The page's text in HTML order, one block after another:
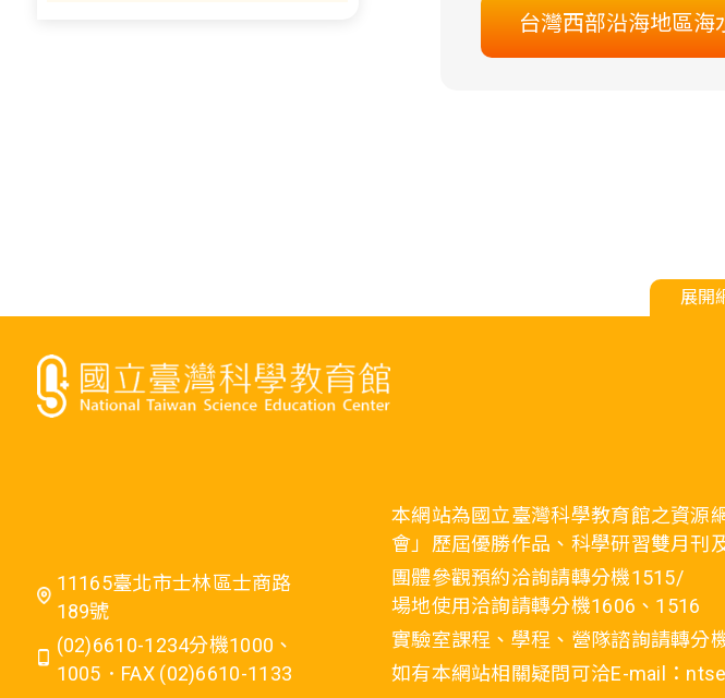
台灣西部沿海地區海
展開
11165臺北市士林區士商路
189號
(02)6610-1234分機1000、
1005．FAX (02)6610-1133
本網站為國立臺灣科學教育館之資源
會」歷屆優勝作品、科學研習雙月刊
團體參觀預約洽詢請轉分機1515/
場地使用洽詢請轉分機1606、1516
實驗室課程、學程、營隊諮詢請轉分
如有本網站相關疑問可洽E-mail：